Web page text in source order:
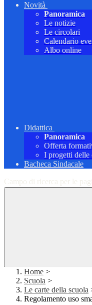
Novità
Panoramica
Le notizie
Le circolari
Calendario
Albo online
Didattica
Panoramica
Offerta
I progetti delle
Bacheca Sindacale
Campo di ricerca per le
Home >
Scuola >
Le carte della scuola
Regolamento uso